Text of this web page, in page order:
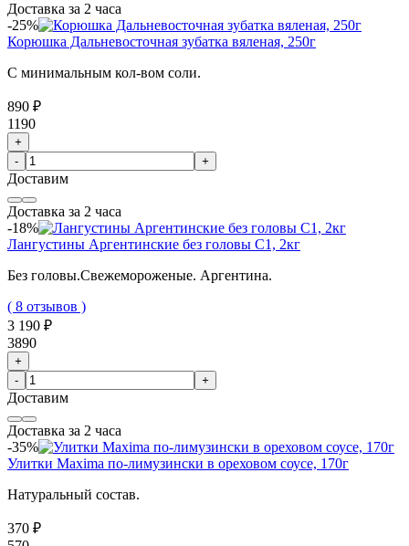
Доставка за 2 часа
-25%
Корюшка Дальневосточная зубатка вяленая, 250г
С минимальным кол-вом соли.
890 ₽
1190
+
-
+
Доставим
Доставка за 2 часа
-18%
Лангустины Аргентинские без головы C1, 2кг
Без головы.Свежемороженые. Аргентина.
( 8 отзывов )
3 190 ₽
3890
+
-
+
Доставим
Доставка за 2 часа
-35%
Улитки Maxima по-лимузински в ореховом соусе, 170г
Натуральный состав.
370 ₽